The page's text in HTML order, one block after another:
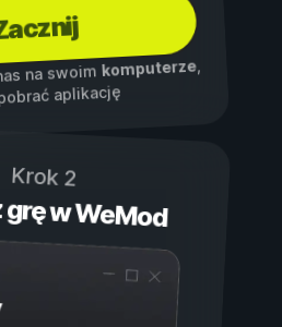
na swoim komputerze,
aplikację
Krok 2
w WeMod